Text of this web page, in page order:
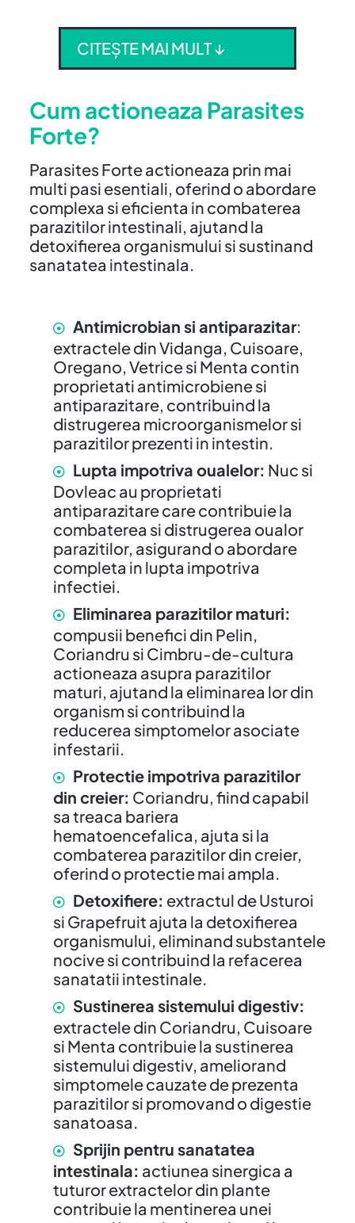
CITEȘTE MAI MULT ↓
Cum actioneaza Parasites
Forte?
Parasites Forte actioneaza prin mai
multi pasi esentiali, oferind o abordare
complexa si eficienta in combaterea
parazitilor intestinali, ajutand la
detoxifierea organismului si sustinand
sanatatea intestinala.
Antimicrobian si antiparazitar:
extractele din Vidanga, Cuisoare,
Oregano, Vetrice si Menta contin
proprietati antimicrobiene si
antiparazitare, contribuind la
distrugerea microorganismelor si
parazitilor prezenti in intestin.
Lupta impotriva oualelor: Nuc si
Dovleac au proprietati
antiparazitare care contribuie la
combaterea si distrugerea oualor
parazitilor, asigurand o abordare
completa in lupta impotriva
infectiei.
Eliminarea parazitilor maturi:
compusii benefici din Pelin,
Coriandru si Cimbru-de-cultura
actioneaza asupra parazitilor
maturi, ajutand la eliminarea lor din
organism si contribuind la
reducerea simptomelor asociate
infestarii.
Protectie impotriva parazitilor
din creier: Coriandru, fiind capabil
sa treaca bariera
hematoencefalica, ajuta si la
combaterea parazitilor din creier,
oferind o protectie mai ampla.
Detoxifiere: extractul de Usturoi
si Grapefruit ajuta la detoxifierea
organismului, eliminand substantele
nocive si contribuind la refacerea
sanatatii intestinale.
Sustinerea sistemului digestiv:
extractele din Coriandru, Cuisoare
si Menta contribuie la sustinerea
sistemului digestiv, ameliorand
simptomele cauzate de prezenta
parazitilor si promovand o digestie
sanatoasa.
Sprijin pentru sanatatea
intestinala: actiunea sinergica a
tuturor extractelor din plante
contribuie la mentinerea unei